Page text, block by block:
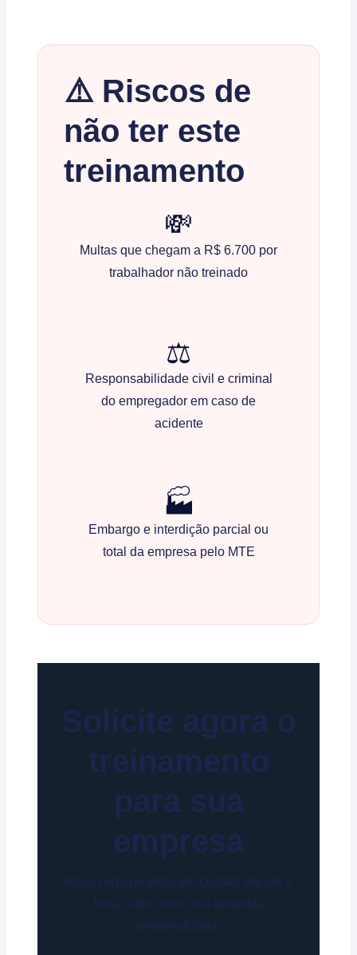
⚠️ Riscos de
não ter este
treinamento
💸
Multas que chegam a R$ 6.700 por
trabalhador não treinado
⚖️
Responsabilidade civil e criminal
do empregador em caso de
acidente
🏭
Embargo e interdição parcial ou
total da empresa pelo MTE
Solicite agora o
treinamento
para sua
empresa
Nossa equipe entra em contato em até 2
horas úteis com uma proposta
personalizada.